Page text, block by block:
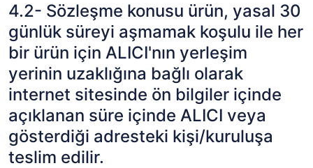
4.2- Sözleşme konusu ürün, yasal 30
günlük süreyi aşmamak koşulu ile her
bir ürün için ALICI'nın yerleşim
yerinin uzaklığına bağlı olarak
internet sitesinde ön bilgiler içinde
açıklanan süre içinde ALICI veya
gösterdiği adresteki kişi/kuruluşa
teslim edilir.